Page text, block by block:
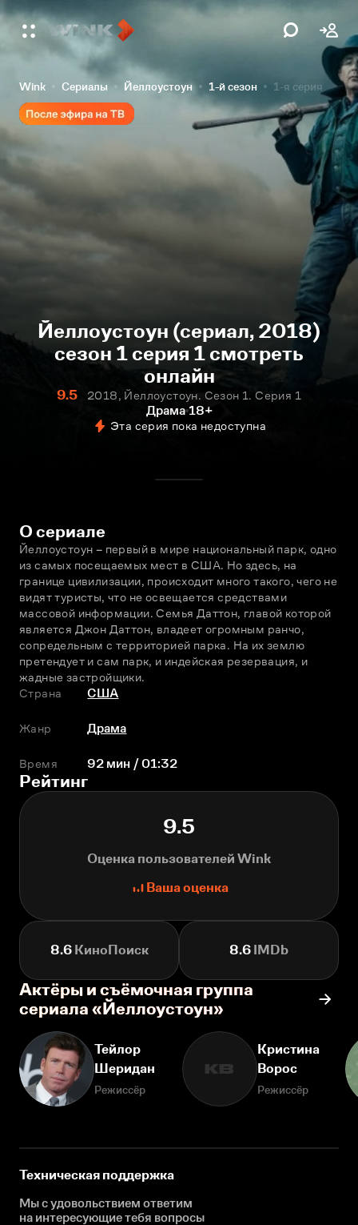
Wink Сериалы Йеллоустоун 1-й сезон 1-я серия
Йеллоустоун (сериал, 2018)
сезон 1 серия 1 смотреть
онлайн
9.5
2018, Йеллоустоун. Сезон 1. Серия 1
Драма 18+
Эта серия пока недоступна
О сериале
Йеллоустоун – первый в мире национальный парк, одно
из самых посещаемых мест в США. Но здесь, на
границе цивилизации, происходит много такого, чего не
видят туристы, что не освещается средствами
массовой информации. Семья Даттон, главой которой
является Джон Даттон, владеет огромным ранчо,
сопредельным с территорией парка. На их землю
претендует и сам парк, и индейская резервация, и
жадные застройщики.
Страна
США
Жанр Драма
Время 92 мин / 01:32
Рейтинг
9.5
Оценка пользователей Wink
Ваша оценка
8.6КиноПоиск 8.6 IMDb
Актёры и съёмочная группа
сериала «Йеллоустоун»
Тейлор
Шеридан
Режиссёр
КВ
Кристина
Ворос
Режиссёр
Техническая поддержка
Мы с удовольствием ответим
на интересующиетебя вопросы